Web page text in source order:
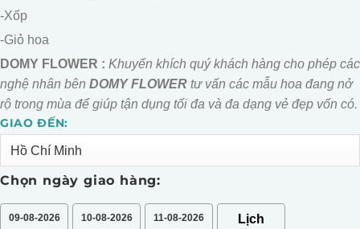
-Xốp
-Giỏ hoa
DOMY FLOWER : Khuyến khích quý khách hàng cho phép các
nghệ nhân bên DOMY FLOWER tư vấn các mẫu hoa đang nở
rộ trong mùa để giúp tận dụng tối đa và đa dạng vẻ đẹp vốn có.
GIAO ĐẾN:
Chọn ngày giao hàng:
09-08-2026 10-08-2026 11-08-2026
Alternative: